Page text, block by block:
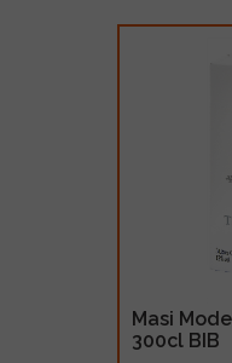
Masi
300cl BIB